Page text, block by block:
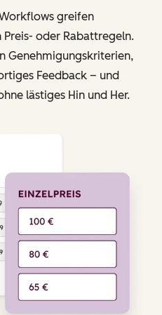
greifen
oder Rabattregeln.
Genehmigungskriterien,
Feedback – und
lästiges Hin und Her.